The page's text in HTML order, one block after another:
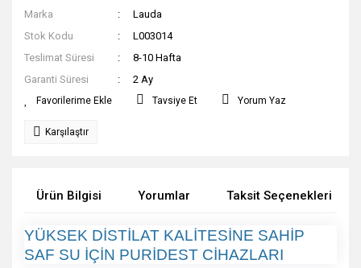
Marka
Lauda
Stok Kodu
L003014
Teslimat Süresi
8-10 Hafta
Garanti Süresi
2 Ay
Tavsiye Et Yorum Yaz
Karşılaştır
Ürün Bilgisi Yorumlar Taksit Seçenekleri
YÜKSEK DİSTİLAT KALİTESİNE SAHİP
SAF SU İÇİN PURİDEST CİHAZLARI